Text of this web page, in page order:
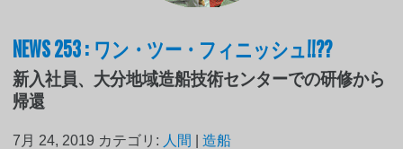
NEWS 253 : ワン・ツー・フィニッシュ!!??
新入社員、大分地域造船技術センターでの研修から
帰還
7月 24, 2019 カテゴリ: 人間 |造船